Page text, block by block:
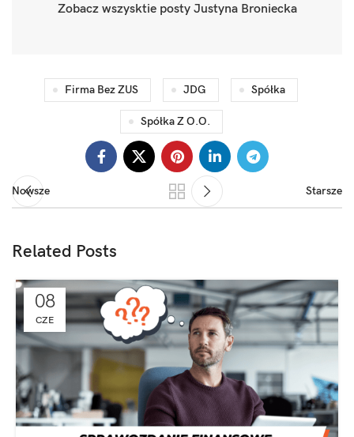
Zobacz wszysktie posty Justyna Broniecka
Firma Bez ZUS JDG Spółka
Spółka Z O.o.
Nowsze Starsze
Related Posts
08
CZE